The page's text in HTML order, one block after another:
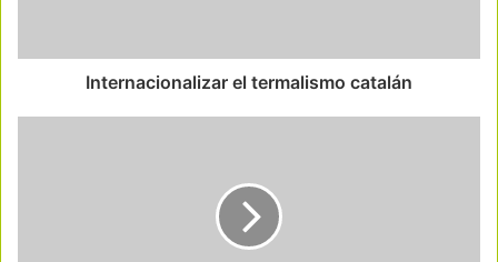
Internacionalizar el termalismo catalán